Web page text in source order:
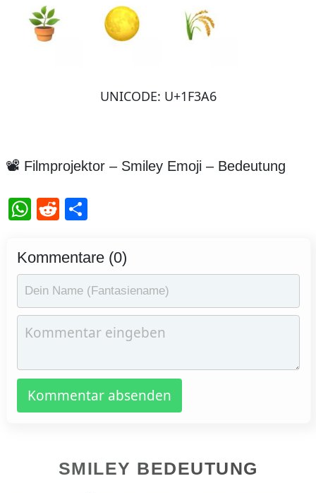
UNICODE: U+1F3A6
📽️ Filmprojektor – Smiley Emoji – Bedeutung
WhatsApp
Reddit
Teilen
Kommentare (0)
Kommentar absenden
SMILEY BEDEUTUNG